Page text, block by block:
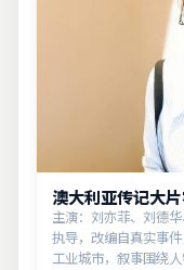
澳大利亚传记大
主演：刘亦菲、刘德
执导，改编自真实事
工业城市，叙事围绕